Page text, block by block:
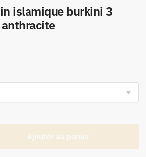
islamique burkini 3
Ajouter au panier